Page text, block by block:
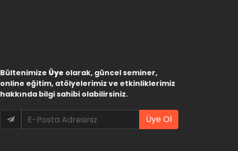
Bültenimize Üye olarak, güncel seminer,
online eğitim, atölyelerimiz ve etkinliklerimiz
hakkında bilgi sahibi olabilirsiniz.
Üye Ol